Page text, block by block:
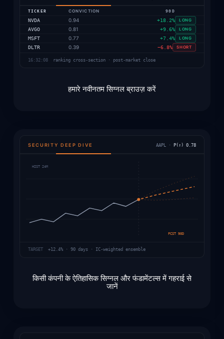
TICKER CONVICTION 90D
NVDA 0.94 +18.2% LONG
AVGO 0.81 +9.6% LONG
MSFT 0.77 +7.4% LONG
DLTR 0.39 −6.8% SHORT
16:32:08 ranking cross-section · post-market close
हमारे नवीनतम सिग्नल ब्राउज़ करें
SECURITY DEEP DIVE AAPL · P(↑) 0.78
HIST 24M
FCST 90D
TARGET +12.4% · 90 days · IC-weighted ensemble
किसी कंपनी के ऐतिहासिक सिग्नल और फंडामेंटल्स में गहराई से
जानें